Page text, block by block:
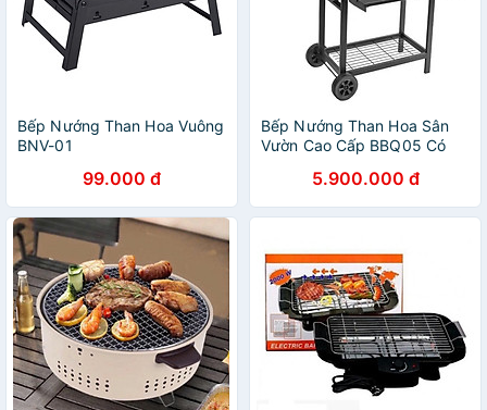
Bếp Nướng Than Hoa Vuông
BNV-01
99.000 đ
Bếp Nướng Than Hoa Sân
Vườn Cao Cấp BBQ05 Có
5.900.000 đ